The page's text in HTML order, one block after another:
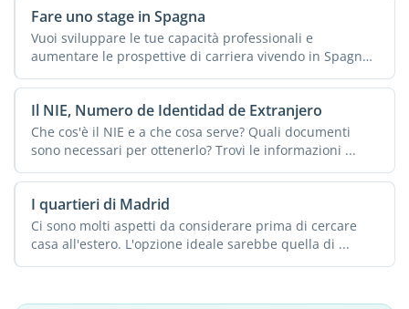
Fare uno stage in Spagna
Vuoi sviluppare le tue capacità professionali e
aumentare le prospettive di carriera vivendo in Spagna
e ...
Il NIE, Numero de Identidad de Extranjero
Che cos'è il NIE e a che cosa serve? Quali documenti
sono necessari per ottenerlo? Trovi le informazioni ...
I quartieri di Madrid
Ci sono molti aspetti da considerare prima di cercare
casa all'estero. L'opzione ideale sarebbe quella di ...